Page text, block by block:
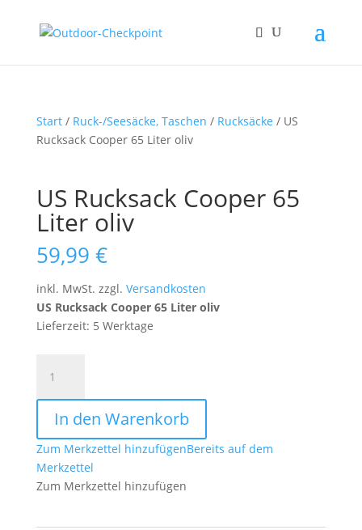
Start/ Ruck-/Seesäcke, Taschen / Rucksäcke / US
Rucksack Cooper 65 Liter oliv
US Rucksack Cooper 65
Liter oliv
59,99 €
inkl. MwSt. zzgl. Versandkosten
US Rucksack Cooper 65 Liter oliv
Lieferzeit: 5 Werktage
Rucksack
Cooper
Liter
oliv
Menge
In den Warenkorb
Zum Merkzettel hinzufügenBereits auf dem
Merkzettel
Zum Merkzettel hinzufügen